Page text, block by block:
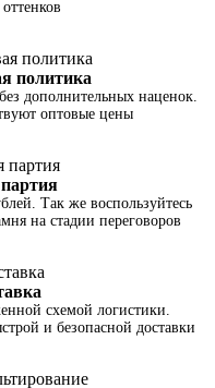
политика
дополнительных наценок.
оптовые цены
Так же воспользуйтесь
на стадии переговоров
схемой логистики.
и безопасной доставки